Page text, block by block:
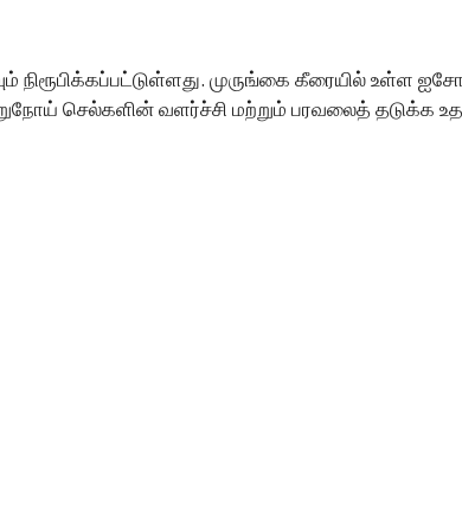
நிரூபிக்கப்பட்டுள்ளது. முருங்கை கீரையில் உள்ள
செல்களின் வளர்ச்சி மற்றும் பரவலைத் தடுக்க